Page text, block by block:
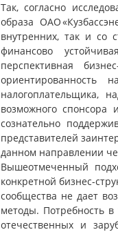
Так, согласно
образа ОАО
внутренних, так и со
финансово
перспективная
ориентированность
налогоплательщика,
возможного спонсора
сознательно
представителей
данном направлении
Вышеотмеченный
конкретной бизнес-
сообщества не дает
методы. Потребность
отечественных и